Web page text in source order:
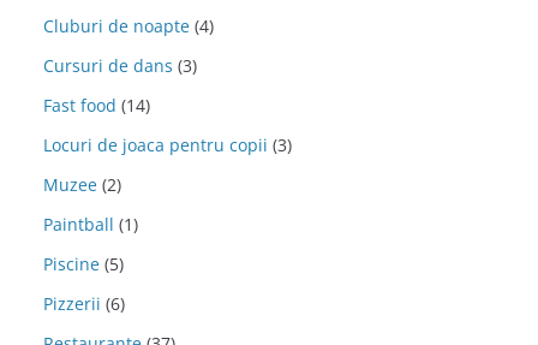
Cluburi de noapte (4)
Cursuri de dans (3)
Fast food (14)
Locuri de joaca pentru copii (3)
Muzee (2)
Paintball (1)
Piscine (5)
Pizzerii (6)